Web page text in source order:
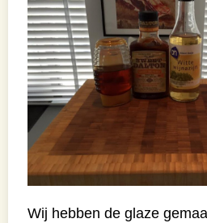
Wij hebben de glaze